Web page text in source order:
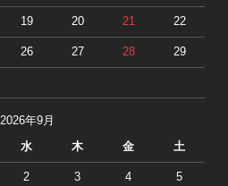
19 20 21 22
26 27 28 29
2026年9月
水 木 金 土
2 3 4 5